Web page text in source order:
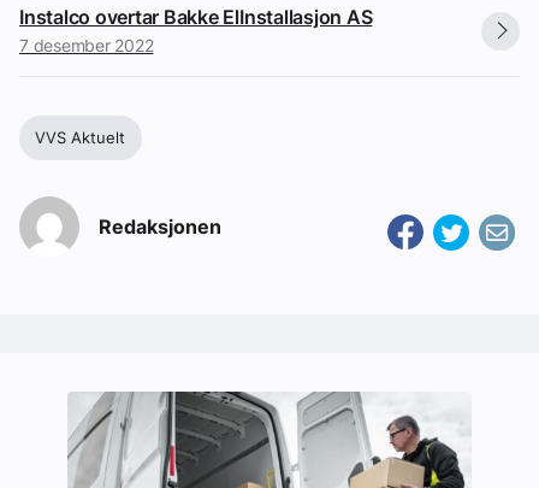
Instalco overtar Bakke ElInstallasjon AS
7 desember 2022
VVS Aktuelt
Redaksjonen